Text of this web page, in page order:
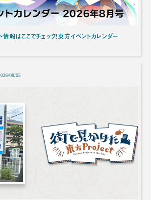
報はここでチェック！東方イベントカレンダー
08/05